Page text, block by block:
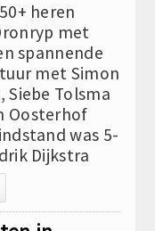
heren
met
spannende
met Simon
Siebe Tolsma
Oosterhof
was 5-
Dijkstra